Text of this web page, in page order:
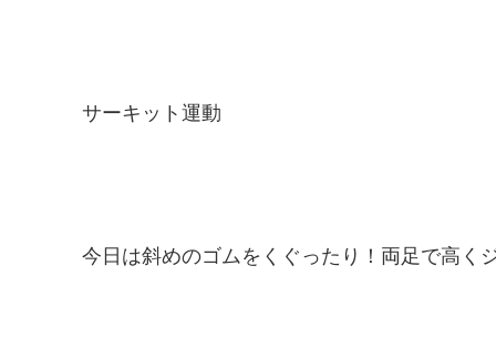
サーキット運動
今日は斜めのゴムをくぐったり！両足で高く